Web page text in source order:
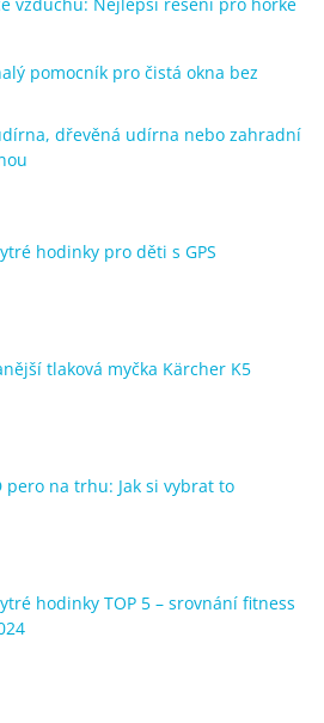
pomocník pro čistá okna bez
dřevěná udírna nebo zahradní
hodinky pro děti s GPS
tlaková myčka Kärcher K5
pero na trhu: Jak si vybrat to
hodinky TOP 5 – srovnání fitness